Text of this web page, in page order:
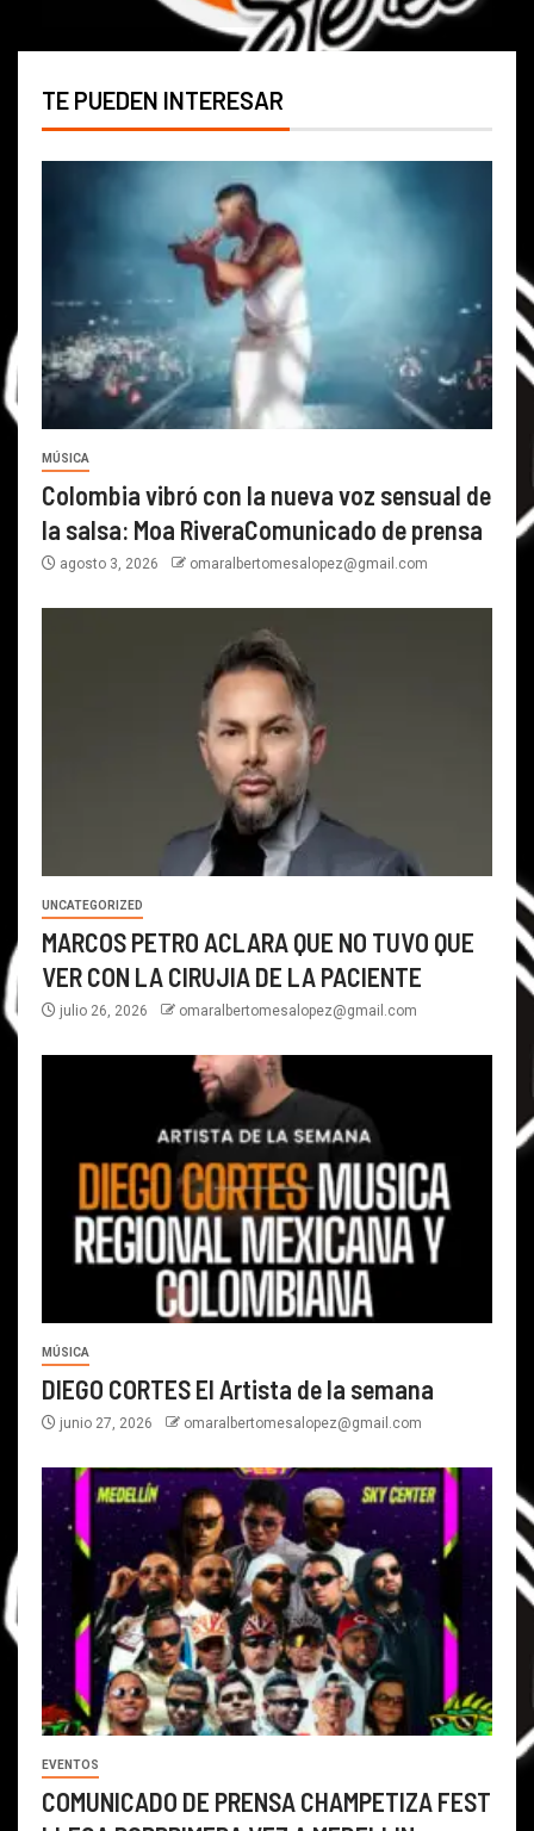
TE PUEDEN INTERESAR
MÚSICA
Colombia vibró con la nueva voz sensual de
la salsa: Moa RiveraComunicado de prensa
agosto 3, 2026 omaralbertomesalopez@gmail.com
UNCATEGORIZED
MARCOS PETRO ACLARA QUE NO TUVO QUE
VER CON LA CIRUJIA DE LA PACIENTE
julio 26, 2026 omaralbertomesalopez@gmail.com
MÚSICA
DIEGO CORTES El Artista de la semana
junio 27, 2026 omaralbertomesalopez@gmail.com
EVENTOS
COMUNICADO DE PRENSA CHAMPETIZA FEST